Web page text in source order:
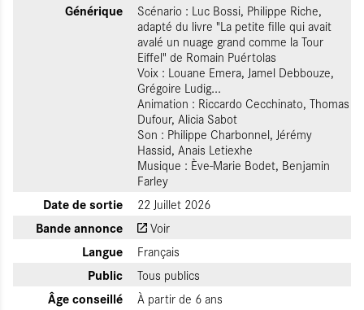
Générique
Scénario : Luc Bossi, Philippe Riche,
adapté du livre "La petite fille qui avait
avalé un nuage grand comme la Tour
Eiffel" de Romain Puértolas
Voix : Louane Emera, Jamel Debbouze,
Grégoire Ludig...
Animation : Riccardo Cecchinato, Thomas
Dufour, Alicia Sabot
Son : Philippe Charbonnel, Jérémy
Hassid, Anais Letiexhe
Musique : Ève-Marie Bodet, Benjamin
Farley
Date de sortie 22 Juillet 2026
Bande annonce Voir
Langue Français
Public Tous publics
Âge conseillé À partir de 6 ans